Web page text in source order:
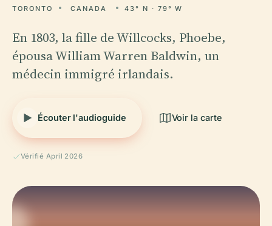
TORONTO CANADA 43° N · 79° W
En 1803, la fille de Willcocks, Phoebe,
épousa William Warren Baldwin, un
médecin immigré irlandais.
Écouter l'audioguide Voir la carte
Vérifié April 2026